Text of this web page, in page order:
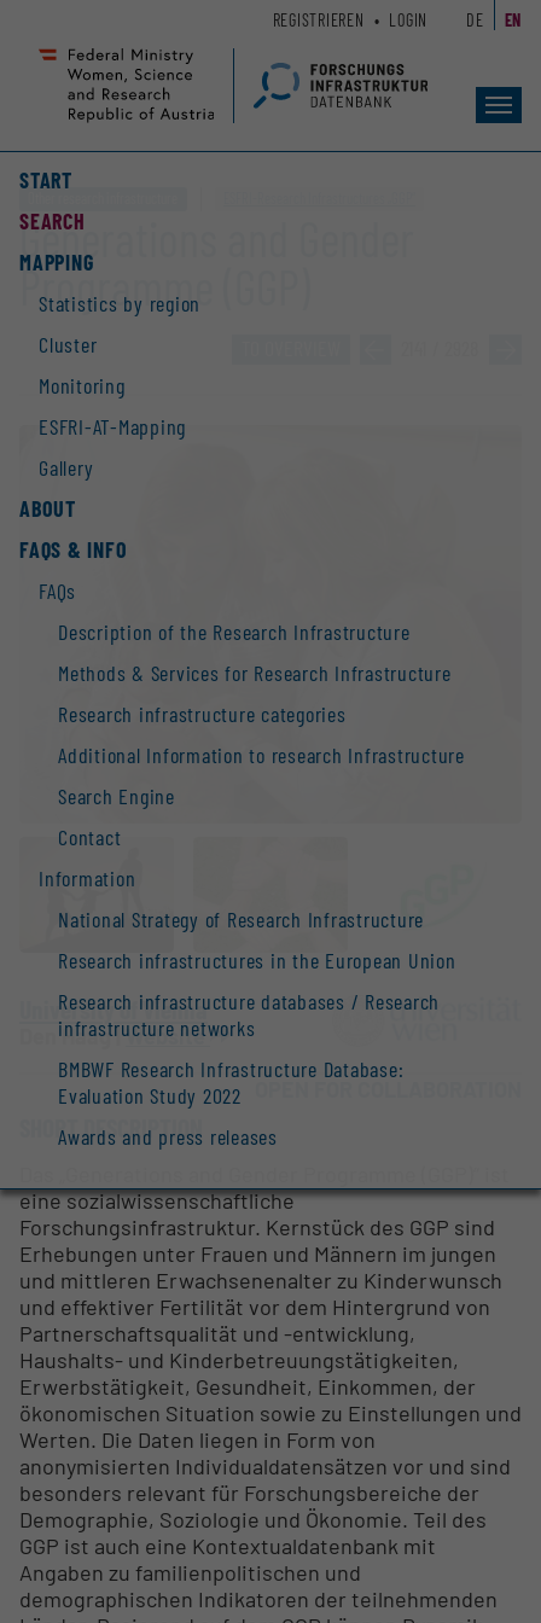
Seiteninhalt
Accesskey
Hauptnavigation
Accesskey
START
SEARCH
MAPPING
Statistics by region
Cluster
Monitoring
ESFRI-AT-Mapping
Gallery
ABOUT
FAQS & INFO
FAQs
Description of the Research Infrastructure
Methods & Services for Research Infrastructure
Research infrastructure categories
Additional Information to research Infrastructure
Search Engine
Contact
Information
National Strategy of Research Infrastructure
Research infrastructures in the European Union
Research infrastructure databases / Research
infrastructure networks
BMBWF Research Infrastructure Database:
Evaluation Study 2022
Awards and press releases
REGISTRIEREN LOGIN DE EN
Generations and Gender
Programme (GGP)
University of Vienna
Den Haag |Website
SHORT DESCRIPTION
eine sozialwissenschaftliche
Forschungsinfrastruktur. Kernstück des GGP sind
Erhebungen unter Frauen und Männern im jungen
und mittleren Erwachsenenalter zu Kinderwunsch
und effektiver Fertilität vor dem Hintergrund von
Partnerschaftsqualität und -entwicklung,
Haushalts- und Kinderbetreuungstätigkeiten,
Erwerbstätigkeit, Gesundheit, Einkommen, der
ökonomischen Situation sowie zu Einstellungen und
Werten. Die Daten liegen in Form von
anonymisierten Individualdatensätzen vor und sind
besonders relevant für Forschungsbereiche der
Demographie, Soziologie und Ökonomie. Teil des
GGP ist auch eine Kontextualdatenbank mit
Angaben zu familienpolitischen und
demographischen Indikatoren der teilnehmenden